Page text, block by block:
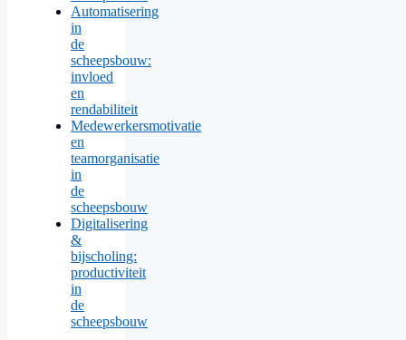
Automatisering
in
de
scheepsbouw:
invloed
en
rendabiliteit
Medewerkersmotivatie
en
teamorganisatie
in
de
scheepsbouw
Digitalisering
&
bijscholing:
productiviteit
in
de
scheepsbouw